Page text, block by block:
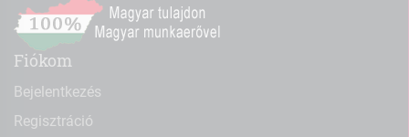
Fiókom
Bejelentkezés
Regisztráció